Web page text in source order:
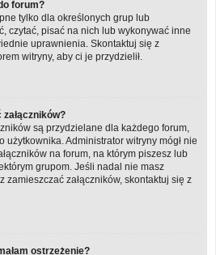
forum?
tylko dla określonych grup lub
czytać, pisać na nich lub wykonywać inne
uprawnienia. Skontaktuj się z
witryny, aby ci je przydzielił.
są przydzielane dla każdego forum,
Administrator witryny mógł nie
na forum, na którym piszesz lub
grupom. Jeśli nadal nie masz
zamieszczać załączników, skontaktuj się z
ostrzeżenie?